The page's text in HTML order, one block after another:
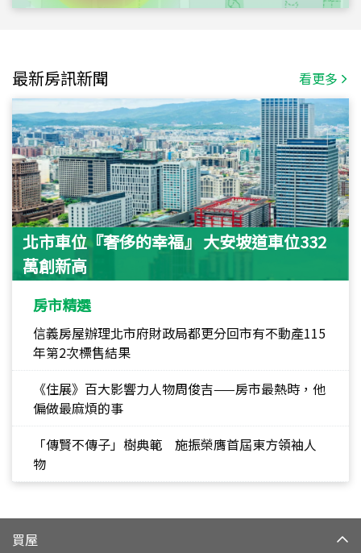
最新房訊新聞 看更多
北市車位『奢侈的幸福』 大安坡道車位332
萬創新高
房市精選
信義房屋辦理北市府財政局都更分回市有不動產115
年第2次標售結果
《住展》百大影響力人物周俊吉——房市最熱時，他
偏做最麻煩的事
「傳賢不傳子」樹典範 施振榮膺首屆東方領袖人
物
買屋